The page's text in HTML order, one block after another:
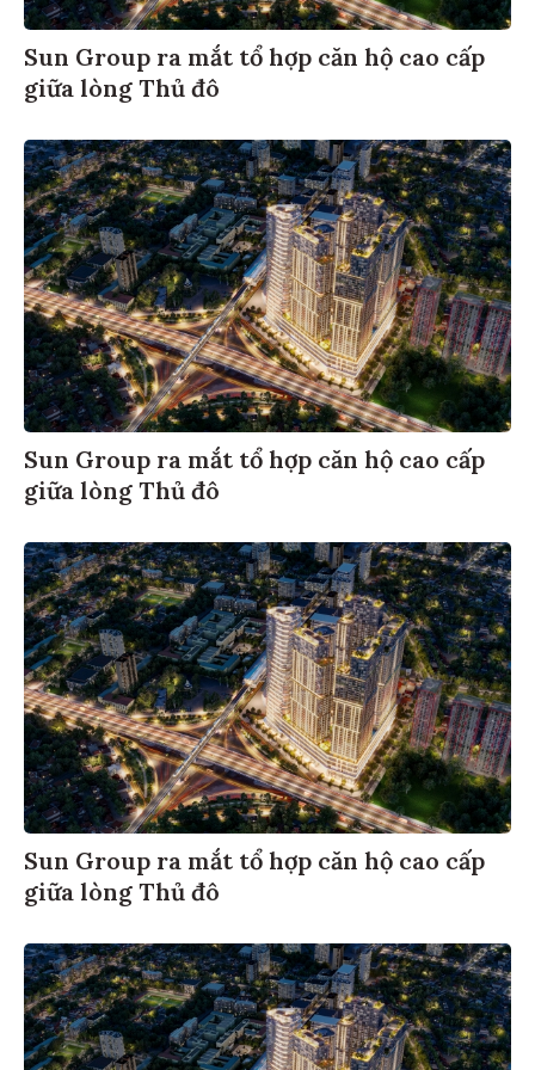
Sun Group ra mắt tổ hợp căn hộ cao cấp
giữa lòng Thủ đô
Sun Group ra mắt tổ hợp căn hộ cao cấp
giữa lòng Thủ đô
Sun Group ra mắt tổ hợp căn hộ cao cấp
giữa lòng Thủ đô